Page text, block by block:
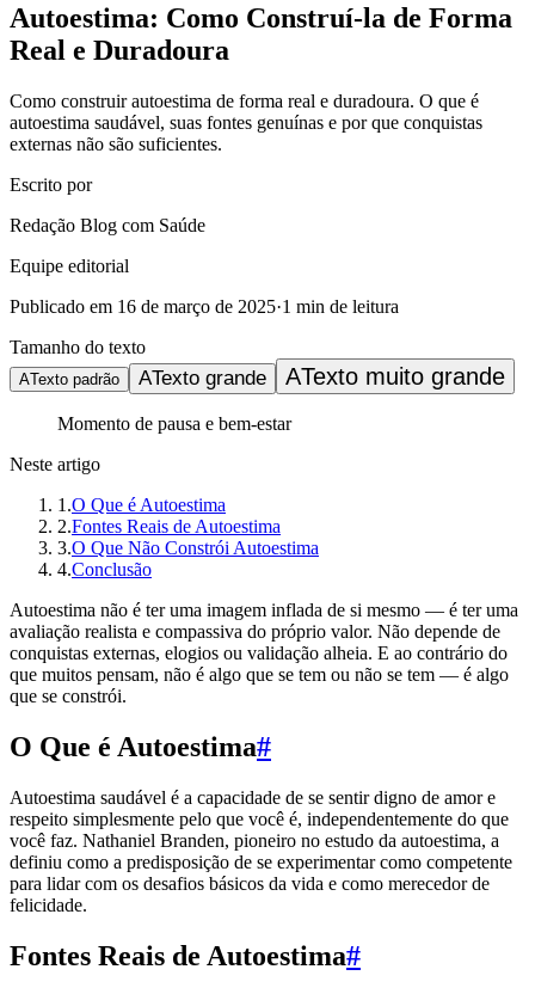
Autoestima: Como Construí-la de Forma
Real e Duradoura
Como construir autoestima de forma real e duradoura. O que é
autoestima saudável, suas fontes genuínas e por que conquistas
externas não são suficientes.
Escrito por
Redação Blog com Saúde
Equipe editorial
Publicado em 16 de março de 2025·1 min de leitura
Tamanho do texto
ATexto padrão ATexto grande ATexto muito grande
Momento de pausa e bem-estar
Neste artigo
1 .O Que é Autoestima
2.Fontes Reais de Autoestima
3.O Que Não Constrói Autoestima
4.Conclusão
Autoestima não é ter uma imagem inflada de si mesmo — é ter uma
avaliação realista e compassiva do próprio valor. Não depende de
conquistas externas, elogios ou validação alheia. E ao contrário do
que muitos pensam, não é algo que se tem ou não se tem — é algo
que se constrói.
O Que é Autoestima#
Autoestima saudável é a capacidade de se sentir digno de amor e
respeito simplesmente pelo que você é, independentemente do que
você faz. Nathaniel Branden, pioneiro no estudo da autoestima, a
definiu como a predisposição de se experimentar como competente
para lidar com os desafios básicos da vida e como merecedor de
felicidade.
Fontes Reais de Autoestima#